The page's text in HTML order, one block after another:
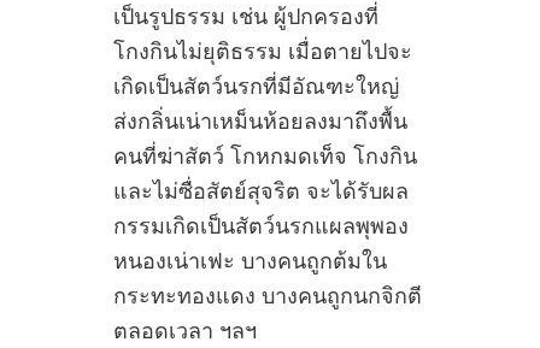
เป็นรูปธรรม เช่น ผู้ปกครองที่
โกงกินไม่ยุติธรรม เมื่อตายไปจะ
เกิดเป็นสัตว์นรกที่มีอัณฑะใหญ่
ส่งกลิ่นเน่าเหม็นห้อยลงมาถึงพื้น
คนที่ฆ่าสัตว์ โกหกมดเท็จ โกงกิน
และไม่ซื่อสัตย์สุจริต จะได้รับผล
กรรมเกิดเป็นสัตว์นรกแผลพุพอง
หนองเน่าเฟะ บางคนถูกต้มใน
กระทะทองแดง บางคนถูกนกจิกตี
ตลอดเวลา ฯลฯ